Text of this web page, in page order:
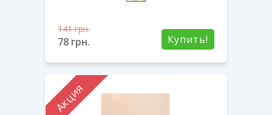
Купить!
141грн.
78 грн.
Акция